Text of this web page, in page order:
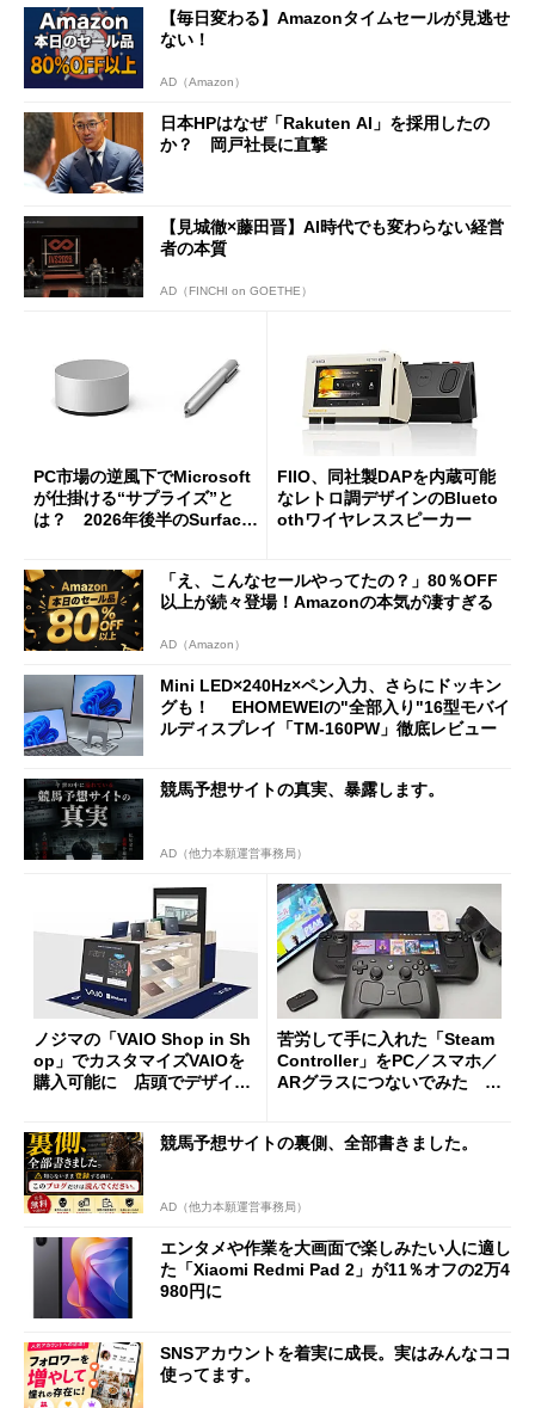
【毎日変わる】Amazonタイムセールが見逃せ
ない！
AD（Amazon）
日本HPはなぜ「Rakuten AI」を採用したの
か？ 岡戸社長に直撃
【見城徹×藤田晋】AI時代でも変わらない経営
者の本質
AD（FINCHI on GOETHE）
PC市場の逆風下でMicrosoft
が仕掛ける“サプライズ”と
は？ 2026年後半のSurface
FIIO、同社製DAPを内蔵可能
なレトロ調デザインのBlueto
othワイヤレススピーカー
「え、こんなセールやってたの？」80％OFF
以上が続々登場！Amazonの本気が凄すぎる
AD（Amazon）
Mini LED×240Hz×ペン入力、さらにドッキン
グも！ EHOMEWEIの"全部入り"16型モバイ
ルディスプレイ「TM-160PW」徹底レビュー
競馬予想サイトの真実、暴露します。
AD（他力本願運営事務局）
ノジマの「VAIO Shop in Sh
op」でカスタマイズVAIOを
購入可能に 店頭でデザイン
苦労して手に入れた「Steam
Controller」をPC／スマホ／
ARグラスにつないでみた ゲ
競馬予想サイトの裏側、全部書きました。
AD（他力本願運営事務局）
エンタメや作業を大画面で楽しみたい人に適し
た「Xiaomi Redmi Pad 2」が11％オフの2万4
980円に
SNSアカウントを着実に成長。実はみんなココ
使ってます。